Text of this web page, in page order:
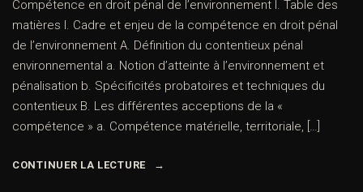
Compétence en droit pénal de l’environnement I. Table des
matières I. Cadre et enjeu de la compétence en droit pénal
de l’environnement A. Définition du contentieux pénal
environnemental a. Notion d’atteinte à l’environnement et
pénalisation b. Spécificités probatoires et techniques du
contentieux B. Les différentes acceptions de la «
compétence » a. Compétence matérielle, territoriale, […]
CONTINUER LA LECTURE